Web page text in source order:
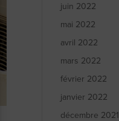
juin 2022
mai 2022
avril 2022
mars 2022
février 2022
janvier 2022
décembre 2021